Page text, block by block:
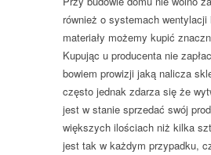
również o systemach wentylacji
materiały możemy kupić
Kupując u producenta nie
bowiem prowizji jaką nalicza
często jednak zdarza się że
jest w stanie sprzedać swój
większych ilościach niż kilka
jest tak w każdym przypadku,